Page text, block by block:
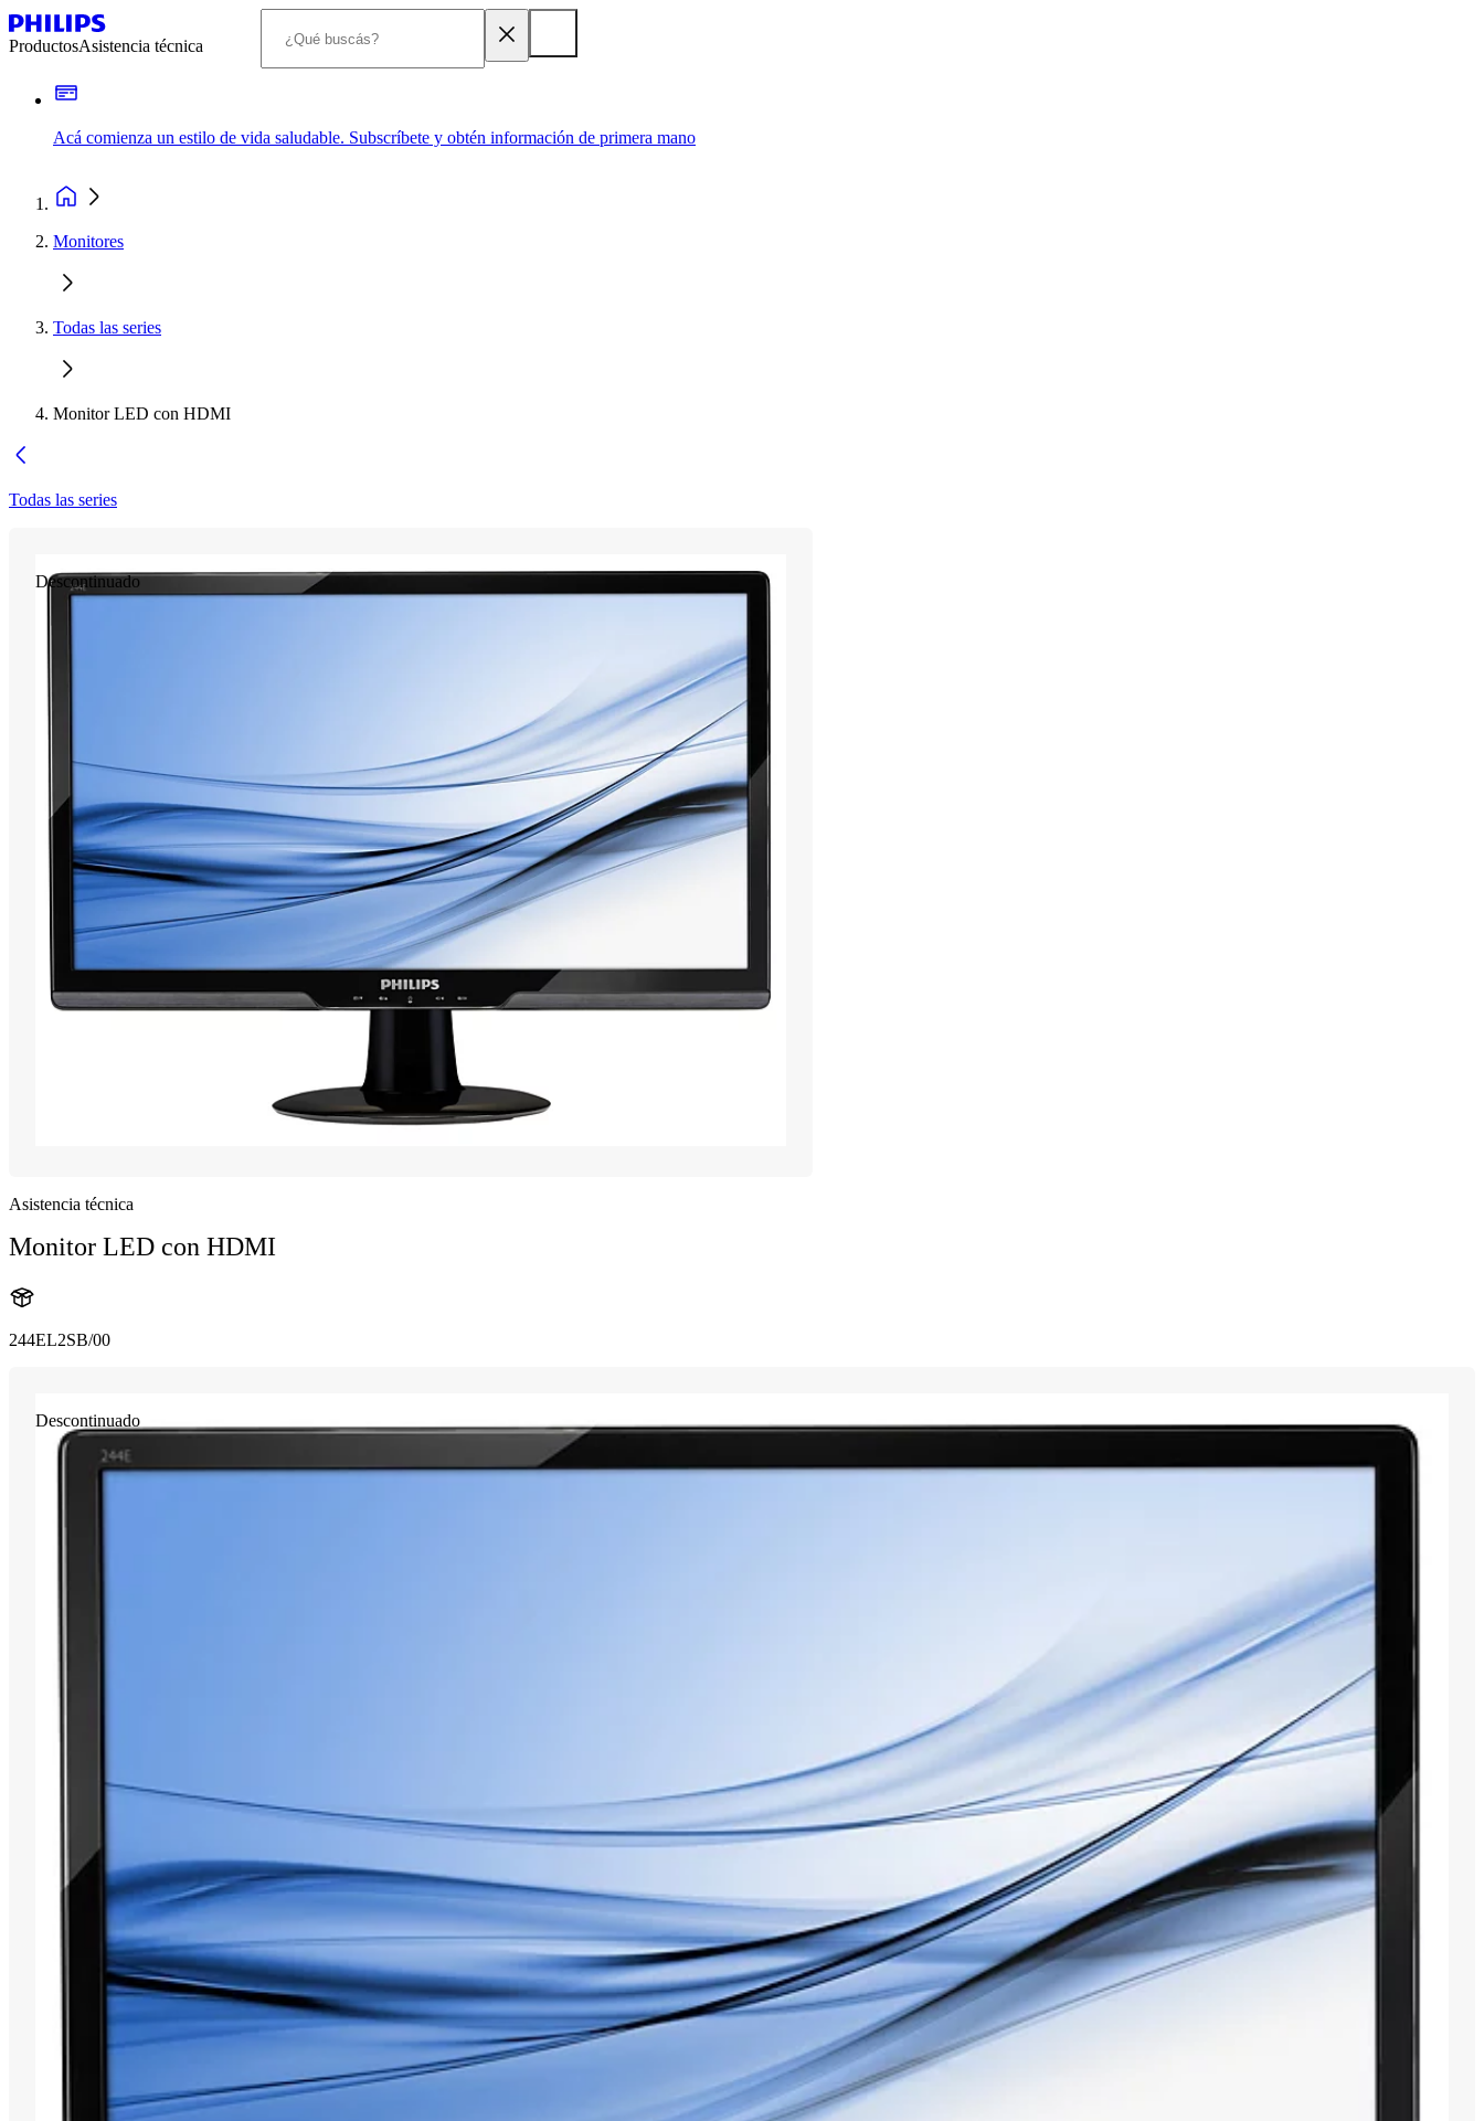
ProductosAsistencia técnica
Acá comienza un estilo de vida saludable. Subscríbete y obtén información de primera mano
Monitores
Todas las series
Monitor LED con HDMI
Todas las series
Descontinuado
Asistencia técnica
Monitor LED con HDMI
244EL2SB/00
Descontinuado